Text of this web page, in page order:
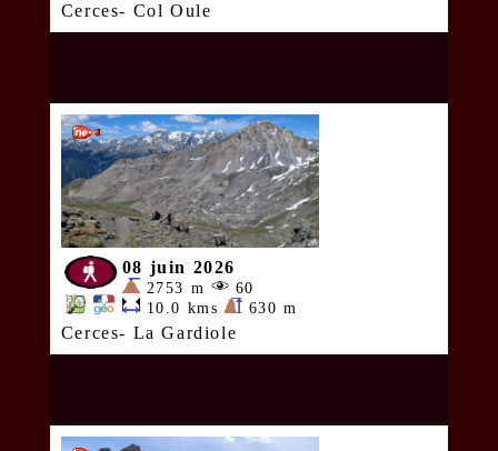
Cerces- Col Oule
08 juin 2026
2753 m
60
10.0 kms
630 m
Cerces- La Gardiole